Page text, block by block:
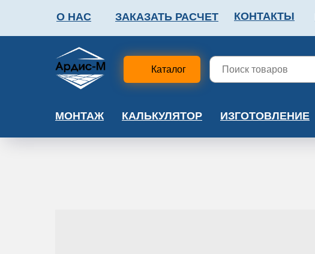
О НАС ЗАКАЗАТЬ РАСЧЕТ КОНТАКТЫ
ФАЛЬШПОЛ
Каталог
МОНТАЖ КАЛЬКУЛЯТОР ИЗГОТОВЛЕНИЕ